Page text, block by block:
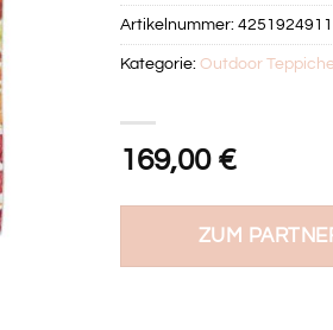
169,00 €
ZUM
Artikelnummer:
Kategorie: Outdoor